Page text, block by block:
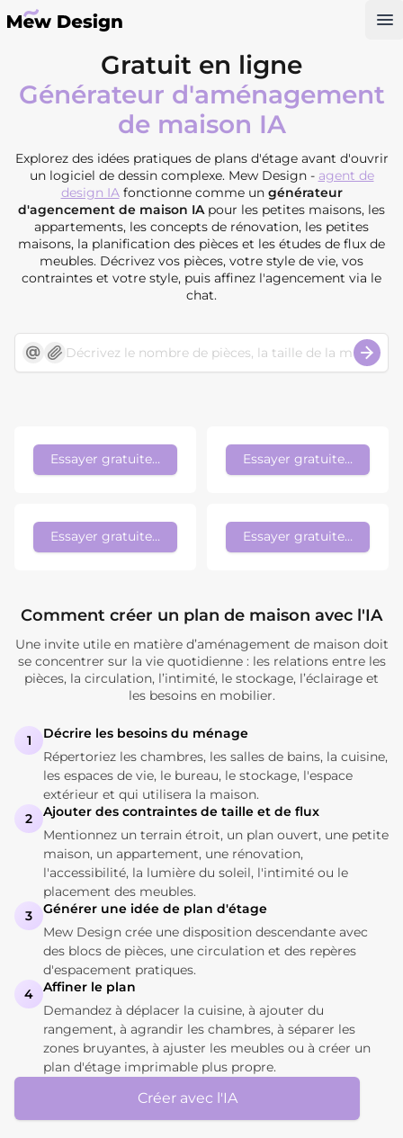
Gratuit en ligne
Générateur d'aménagement
de maison IA
Explorez des idées pratiques de plans d'étage avant d'ouvrir
un logiciel de dessin complexe. Mew Design - agent de
design IAfonctionne comme un générateur
d'agencement de maison IApour les petites maisons, les
appartements, les concepts de rénovation, les petites
maisons, la planification des pièces et les études de flux de
meubles. Décrivez vos pièces, votre style de vie, vos
contraintes et votre style, puis affinez l'agencement via le
chat.
Essayer gratuitement Essayer gratuitement
Essayer gratuitement Essayer gratuitement
Comment créer un plan de maison avec l'IA
Une invite utile en matière d’aménagement de maison doit
se concentrer sur la vie quotidienne : les relations entre les
pièces, la circulation, l’intimité, le stockage, l’éclairage et
les besoins en mobilier.
1
Décrire les besoins du ménage
Répertoriez les chambres, les salles de bains, la cuisine,
les espaces de vie, le bureau, le stockage, l'espace
extérieur et qui utilisera la maison.
2
Ajouter des contraintes de taille et de flux
Mentionnez un terrain étroit, un plan ouvert, une petite
maison, un appartement, une rénovation,
l'accessibilité, la lumière du soleil, l'intimité ou le
placement des meubles.
3
Générer une idée de plan d'étage
Mew Design crée une disposition descendante avec
des blocs de pièces, une circulation et des repères
d'espacement pratiques.
4
Affiner le plan
Demandez à déplacer la cuisine, à ajouter du
rangement, à agrandir les chambres, à séparer les
zones bruyantes, à ajuster les meubles ou à créer un
plan d'étage imprimable plus propre.
Créer avec l'IA